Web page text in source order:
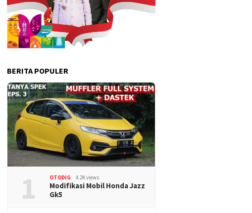
BERITA POPULER
1 OTODIG 4.2K views
Modifikasi Mobil Honda Jazz
Gk5